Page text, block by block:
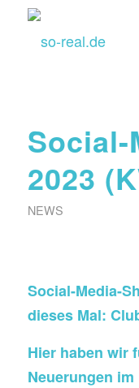
Social-
2023
NEWS
Social-Media-
dieses Mal:
Hier haben wir
Neuerungen